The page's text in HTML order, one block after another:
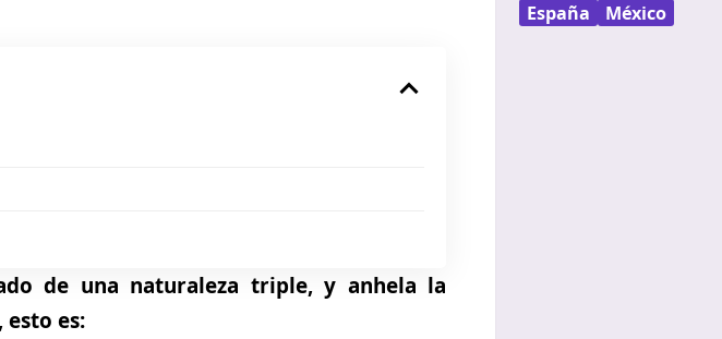
de una naturaleza triple, y anhela la
es:
España
México